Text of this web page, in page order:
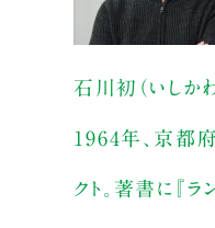
石川初（いしかわ
1964年、京都
クト。著書に『